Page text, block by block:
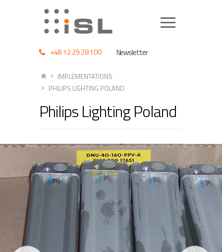
+48 12 29 28 100 Newsletter
IMPLEMENTATIONS
PHILIPS LIGHTING POLAND
Philips Lighting Poland